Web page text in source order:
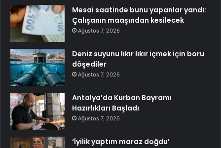
Mesai saatinde bunu yapanlar yandı:
Çalışanın maaşından kesilecek
Ağustos 7, 2026
Deniz suyunu lıkır lıkır içmek için boru
döşediler
Ağustos 7, 2026
Antalya’da Kurban Bayramı
Hazırlıkları Başladı
Ağustos 7, 2026
‘İyilik yaptım maraz doğdu’